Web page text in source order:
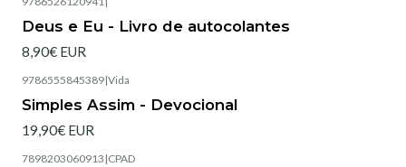
Deus e Eu - Livro de autocolantes
8,90€ EUR
9786555845389|Vida
Simples Assim - Devocional
19,90€ EUR
7898203060913 |CPAD